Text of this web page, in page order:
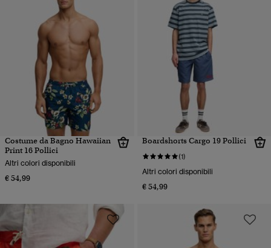
Costume da Bagno Hawaiian
Print 16 Pollici
Altri colori disponibili
€ 54,99
Boardshorts Cargo 19 Pollici
(1)
Altri colori disponibili
€ 54,99